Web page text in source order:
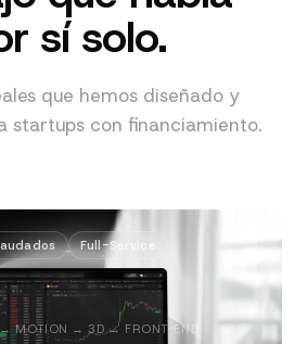
sí solo.
que hemos diseñado y
startups con financiamiento.
Full-Service
MOTION → 3D → FRONT-END